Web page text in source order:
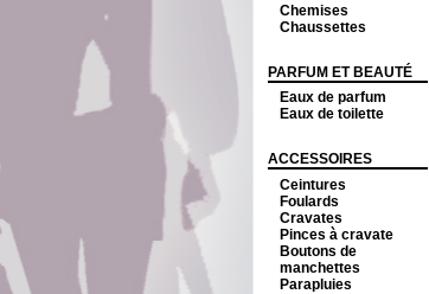
Chemises
Chaussettes
PARFUM ET BEAUTÉ
Eaux de parfum
Eaux de toilette
ACCESSOIRES
Ceintures
Foulards
Cravates
Pinces à cravate
Boutons de
manchettes
Parapluies